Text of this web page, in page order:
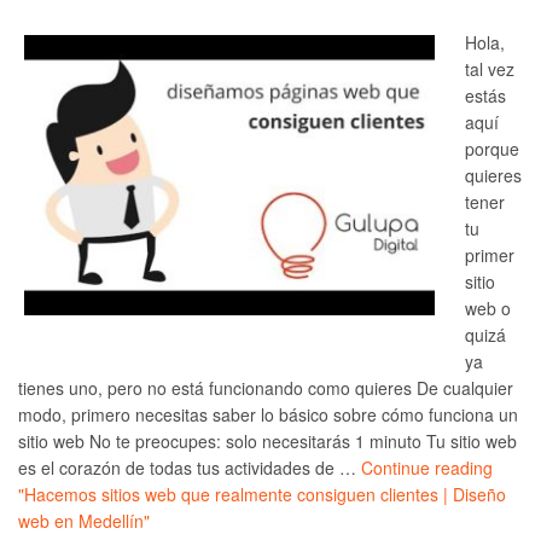
Hola,
tal vez
estás
aquí
porque
quieres
tener
tu
primer
sitio
web o
quizá
ya
tienes uno, pero no está funcionando como quieres De cualquier
modo, primero necesitas saber lo básico sobre cómo funciona un
sitio web No te preocupes: solo necesitarás 1 minuto Tu sitio web
es el corazón de todas tus actividades de … Continue reading
"Hacemos sitios web que realmente consiguen clientes | Diseño
web en Medellín"